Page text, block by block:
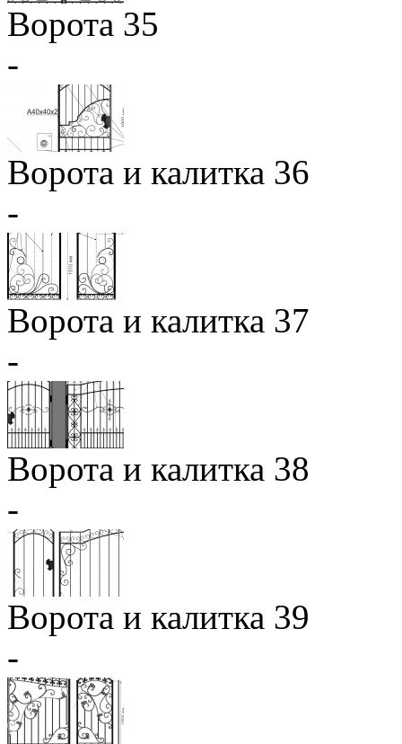
Ворота 35
-
Ворота и калитка 36
-
Ворота и калитка 37
-
Ворота и калитка 38
-
Ворота и калитка 39
-